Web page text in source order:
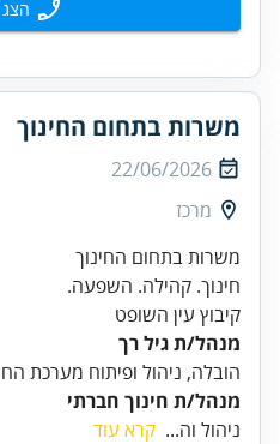
הצג
משרות בתחום החינוך
22/06/2026
מרכז
קיבוץ עין השופט
מנהל/ת גיל רך
הובלה, ניהול ופיתוח מערכת
מנהל/ת חינוך חברתי
ניהול וה... קרא עוד